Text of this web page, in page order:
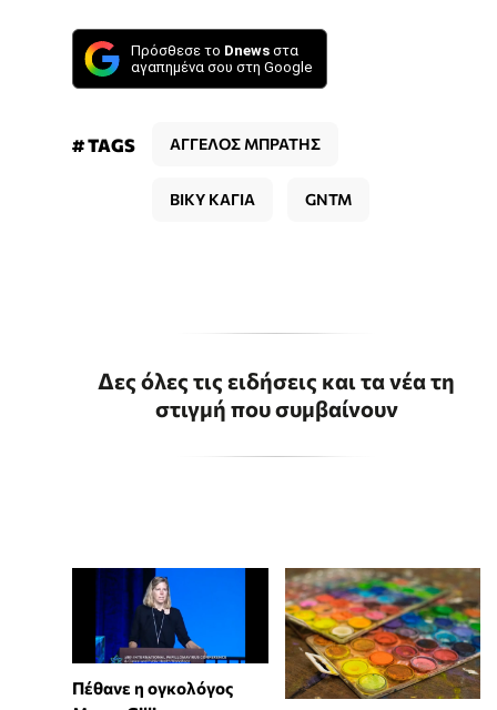
Πρόσθεσε το Dnews στα
αγαπημένα σου στη Google
# TAGS ΑΓΓΕΛΟΣ ΜΠΡΑΤΗΣ
ΒΙΚΥ ΚΑΓΙΑ GNTM
Δες όλες τις ειδήσεις και τα νέα τη
στιγμή που συμβαίνουν
Πέθανε η ογκολόγος